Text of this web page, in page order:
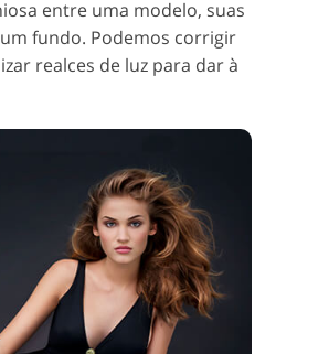
entre uma modelo, suas
fundo. Podemos corrigir
realces de luz para dar à